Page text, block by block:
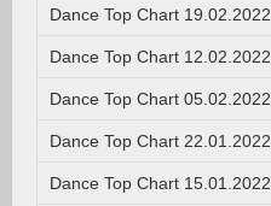
Dance Top Chart 19.02.2022.
Dance Top Chart 12.02.2022.
Dance Top Chart 05.02.2022.
Dance Top Chart 22.01.2022.
Dance Top Chart 15.01.2022.